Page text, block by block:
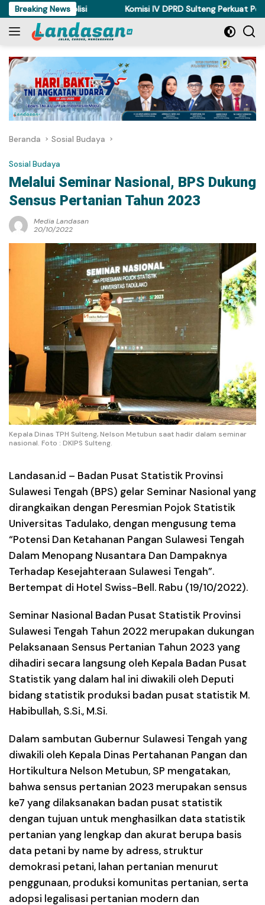
Langsung
ke
konten
Breaking News
Ditahan Polisi Komisi IV DPRD Sulteng Perkuat Perda
Beranda Sosial Budaya
Sosial Budaya
Melalui Seminar Nasional, BPS Dukung
Sensus Pertanian Tahun 2023
Media Landasan
20/10/2022
Kepala Dinas TPH Sulteng, Nelson Metubun saat hadir dalam seminar
nasional. Foto : DKIPS Sulteng.
Landasan.id – Badan Pusat Statistik Provinsi
Sulawesi Tengah (BPS) gelar Seminar Nasional yang
dirangkaikan dengan Peresmian Pojok Statistik
Universitas Tadulako, dengan mengusung tema
“Potensi Dan Ketahanan Pangan Sulawesi Tengah
Dalam Menopang Nusantara Dan Dampaknya
Terhadap Kesejahteraan Sulawesi Tengah”.
Bertempat di Hotel Swiss-Bell. Rabu (19/10/2022).
Seminar Nasional Badan Pusat Statistik Provinsi
Sulawesi Tengah Tahun 2022 merupakan dukungan
Pelaksanaan Sensus Pertanian Tahun 2023 yang
dihadiri secara langsung oleh Kepala Badan Pusat
Statistik yang dalam hal ini diwakili oleh Deputi
bidang statistik produksi badan pusat statistik M.
Habibullah, S.Si., M.Si.
Dalam sambutan Gubernur Sulawesi Tengah yang
diwakili oleh Kepala Dinas Pertahanan Pangan dan
Hortikultura Nelson Metubun, SP mengatakan,
bahwa sensus pertanian 2023 merupakan sensus
ke7 yang dilaksanakan badan pusat statistik
dengan tujuan untuk menghasilkan data statistik
pertanian yang lengkap dan akurat berupa basis
data petani by name by adress, struktur
demokrasi petani, lahan pertanian menurut
penggunaan, produksi komunitas pertanian, serta
adopsi legalisasi pertanian modern dan